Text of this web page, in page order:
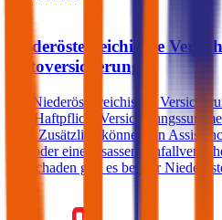
Niederösterreichische
Autoversicherung
Die Niederösterreichische
Kfz-Haftpflicht
Mio. Zusätzlich können ein
und/oder eine Insassen-
Freischaden gibt es bei der